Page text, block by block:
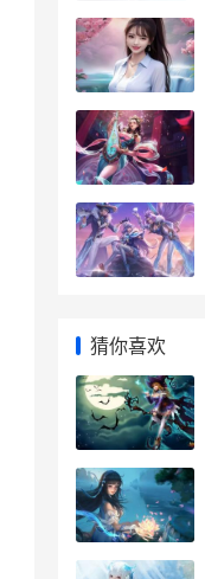
猜你喜欢